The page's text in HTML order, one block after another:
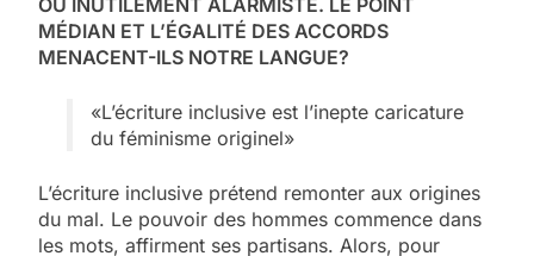
MÉDIAN ET L’ÉGALITÉ DES ACCORDS
MENACENT-ILS NOTRE LANGUE?
«L’écriture inclusive est l’inepte caricature
du féminisme originel»
L’écriture inclusive prétend remonter aux origines
du mal. Le pouvoir des hommes commence dans
les mots, affirment ses partisans. Alors, pour